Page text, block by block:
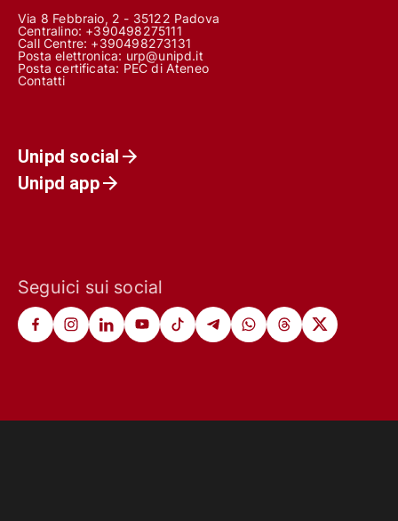
Via 8 Febbraio, 2 - 35122 Padova
Centralino: +390498275111
Call Centre: +390498273131
Posta elettronica: urp@unipd.it
Posta certificata: PEC di Ateneo
Contatti
Unipd social
Unipd app
Seguici sui social